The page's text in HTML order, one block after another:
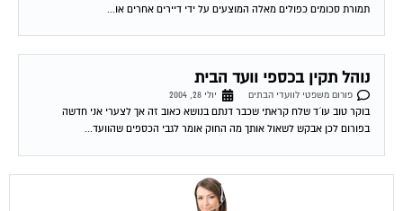
תמורת סכומים כפולים מאלה המוצעים על ידי דיירים אחרים או...
נוהל תקין בכספי וועד הבית
פורום משפטי לוועדי הבתים
יולי 28, 2004
בוקר טוב עו´ד שלח קראתי שכבר דנתם בנושא כאוב זה אך לצערי אני חדשה
בפורום לכן אבקש לשאול אותך מה החוק אומר לגבי הכספים שהוועד...